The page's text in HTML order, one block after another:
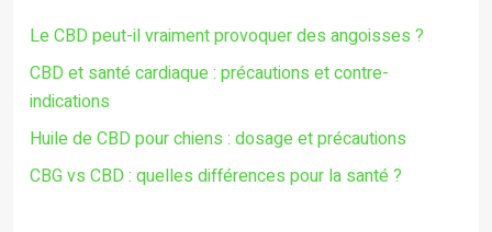
Le CBD peut-il vraiment provoquer des angoisses ?
CBD et santé cardiaque : précautions et contre-
indications
Huile de CBD pour chiens : dosage et précautions
CBG vs CBD : quelles différences pour la santé ?